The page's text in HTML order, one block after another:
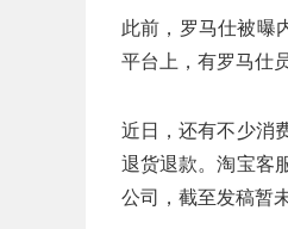
此前，罗马仕被曝
平台上，有罗马仕
近日，还有不少消
退货退款。淘宝客
公司，截至发稿暂